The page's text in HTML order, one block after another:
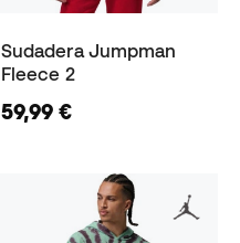
Sudadera Jumpman
Fleece 2
59,99 €